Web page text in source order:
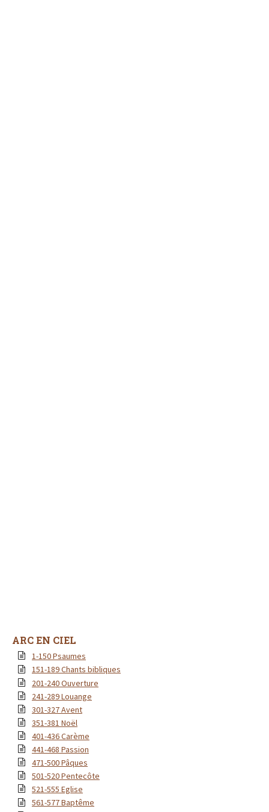
ARC EN CIEL
1-150 Psaumes
151-189 Chants bibliques
201-240 Ouverture
241-289 Louange
301-327 Avent
351-381 Noël
401-436 Carème
441-468 Passion
471-500 Pâques
501-520 Pentecôte
521-555 Eglise
561-577 Baptême